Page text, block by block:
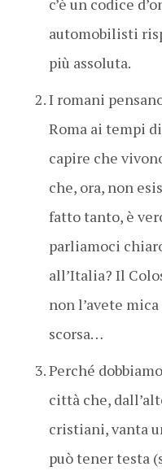
c’è un codice
automobilisti
più assoluta.
I romani
Roma ai tempi
capire che
che, ora, non
fatto tanto, è
parliamoci
all’Italia? Il
non l’avete
scorsa…
Perché
città che,
cristiani, vanta
può tener testa